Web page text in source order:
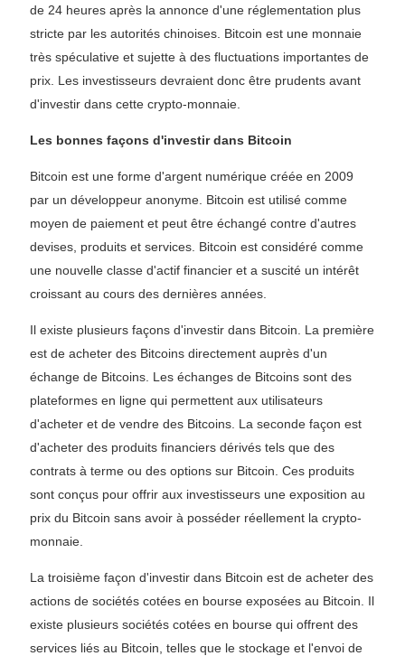
de 24 heures après la annonce d'une réglementation plus
stricte par les autorités chinoises. Bitcoin est une monnaie
très spéculative et sujette à des fluctuations importantes de
prix. Les investisseurs devraient donc être prudents avant
d'investir dans cette crypto-monnaie.
Les bonnes façons d'investir dans Bitcoin
Bitcoin est une forme d'argent numérique créée en 2009
par un développeur anonyme. Bitcoin est utilisé comme
moyen de paiement et peut être échangé contre d'autres
devises, produits et services. Bitcoin est considéré comme
une nouvelle classe d'actif financier et a suscité un intérêt
croissant au cours des dernières années.
Il existe plusieurs façons d'investir dans Bitcoin. La première
est de acheter des Bitcoins directement auprès d'un
échange de Bitcoins. Les échanges de Bitcoins sont des
plateformes en ligne qui permettent aux utilisateurs
d'acheter et de vendre des Bitcoins. La seconde façon est
d'acheter des produits financiers dérivés tels que des
contrats à terme ou des options sur Bitcoin. Ces produits
sont conçus pour offrir aux investisseurs une exposition au
prix du Bitcoin sans avoir à posséder réellement la crypto-
monnaie.
La troisième façon d'investir dans Bitcoin est de acheter des
actions de sociétés cotées en bourse exposées au Bitcoin. Il
existe plusieurs sociétés cotées en bourse qui offrent des
services liés au Bitcoin, telles que le stockage et l'envoi de